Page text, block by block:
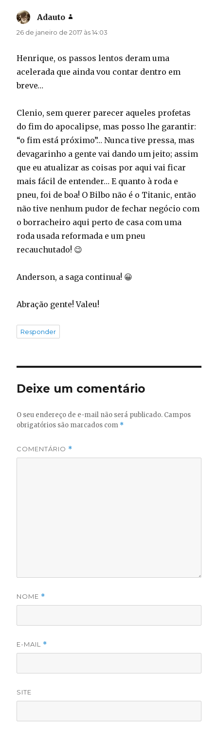
Adauto
26 de janeiro de 2017 às 14:03
Henrique, os passos lentos deram uma
acelerada que ainda vou contar dentro em
breve…
Clenio, sem querer parecer aqueles profetas
do fim do apocalipse, mas posso lhe garantir:
“o fim está próximo”… Nunca tive pressa, mas
devagarinho a gente vai dando um jeito; assim
que eu atualizar as coisas por aqui vai ficar
mais fácil de entender… E quanto à roda e
pneu, foi de boa! O Bilbo não é o Titanic, então
não tive nenhum pudor de fechar negócio com
o borracheiro aqui perto de casa com uma
roda usada reformada e um pneu
recauchutado! 😉
Anderson, a saga continua! 😀
Abração gente! Valeu!
Responder
Deixe um comentário
O seu endereço de e-mail não será publicado. Campos
obrigatórios são marcados com *
COMENTÁRIO *
NOME *
E-MAIL *
SITE